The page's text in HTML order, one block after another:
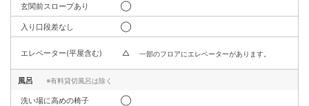
玄関前スロープあり ◯
入り口段差なし ◯
エレベーター(平屋含む) △ 一部のフロアにエレベーターがあります。
風呂 ※有料貸切風呂は除く
洗い場に高めの椅子 ◯